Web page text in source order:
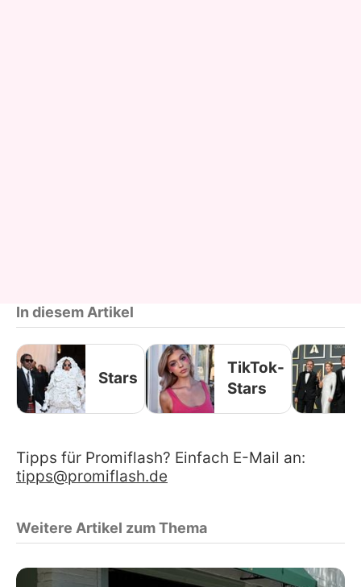
In diesem Artikel
Stars
TikTok-
Stars
Tipps für Promiflash? Einfach E-Mail an:
tipps@promiflash.de
Weitere Artikel zum Thema